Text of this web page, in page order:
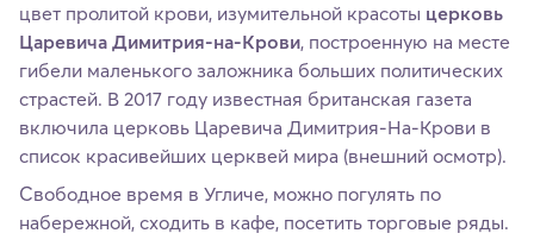
цвет пролитой крови, изумительной красоты церковь
Царевича Димитрия-на-Крови, построенную на месте
гибели маленького заложника больших политических
страстей. В 2017 году известная британская газета
включила церковь Царевича Димитрия-На-Крови в
список красивейших церквей мира (внешний осмотр).
Свободное время в Угличе, можно погулять по
набережной, сходить в кафе, посетить торговые ряды.